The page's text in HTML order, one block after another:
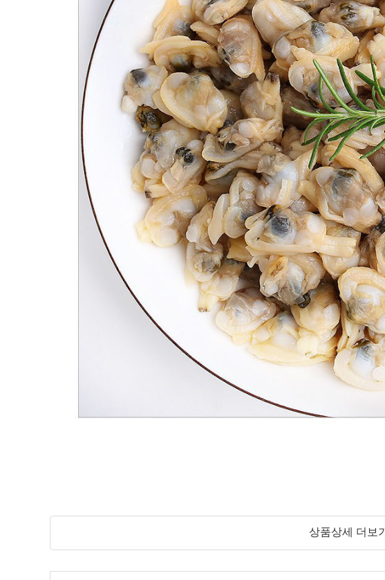
상품상세 더보기